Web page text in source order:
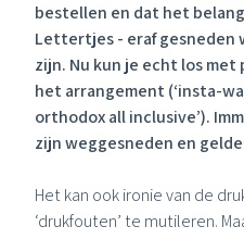
bestellen en dat het
Lettertjes - eraf gesneden
zijn. Nu kun je echt los
het arrangement (‘insta-
orthodox all inclusive’).
zijn weggesneden en
Het kan ook ironie van de
‘drukfouten’ te mutileren.